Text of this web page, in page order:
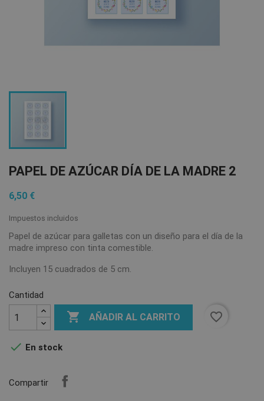
PAPEL DE AZÚCAR DÍA DE LA MADRE 2
6,50 €
Impuestos incluidos
Papel de azúcar para galletas con un diseño para el día de la
madre impreso con tinta comestible.
Incluyen 15 cuadrados de 5 cm.
Cantidad
 AÑADIR AL CARRITO favorite_border
 En stock
Compartir